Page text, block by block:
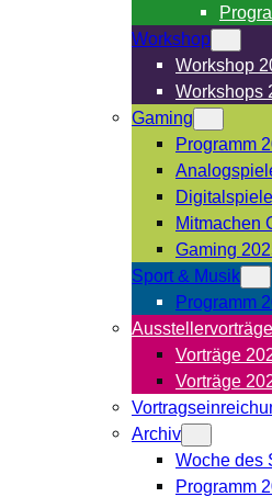
Workshop
Workshop
Workshops
Gaming
Programm
Digitalspiele
Mitmachen
Gaming
Sport & Musik
Programm
Ausstellervorträge
Vorträge
Vorträge
Archiv
Woche des
Programm